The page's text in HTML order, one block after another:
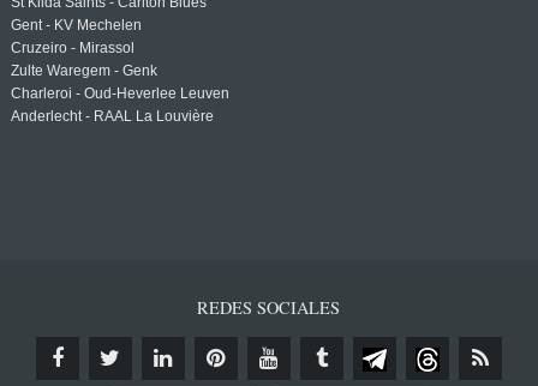
Gent - KV Mechelen
Cruzeiro - Mirassol
Zulte Waregem - Genk
Charleroi - Oud-Heverlee Leuven
Anderlecht - RAAL La Louvière
REDES SOCIALES